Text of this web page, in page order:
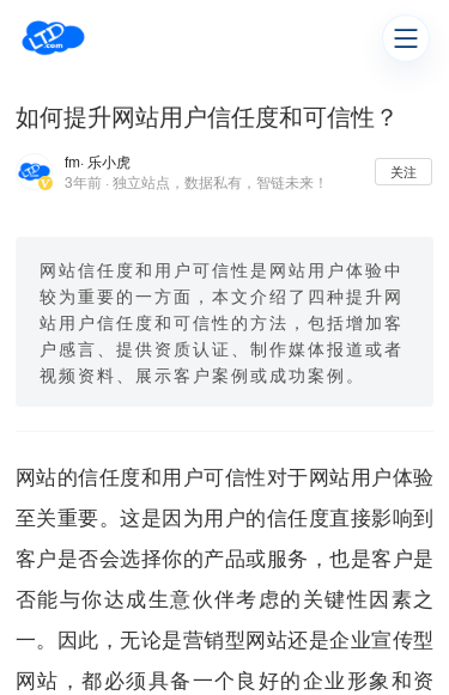
如何提升网站用户信任度和可信性？
fm· 乐小虎
3年前 · 独立站点，数据私有，智链未来！
关注
网站信任度和用户可信性是网站用户体验中
较为重要的一方面，本文介绍了四种提升网
站用户信任度和可信性的方法，包括增加客
户感言、提供资质认证、制作媒体报道或者
视频资料、展示客户案例或成功案例。
网站的信任度和用户可信性对于网站用户体验
至关重要。这是因为用户的信任度直接影响到
客户是否会选择你的产品或服务，也是客户是
否能与你达成生意伙伴考虑的关键性因素之
一。因此，无论是营销型网站还是企业宣传型
网站，都必须具备一个良好的企业形象和资